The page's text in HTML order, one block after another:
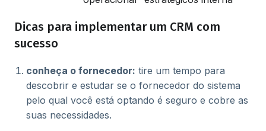
Dicas para implementar um CRM com
sucesso
conheça o fornecedor: tire um tempo para
descobrir e estudar se o fornecedor do sistema
pelo qual você está optando é seguro e cobre as
suas necessidades.